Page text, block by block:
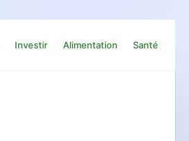
Investir Alimentation Santé